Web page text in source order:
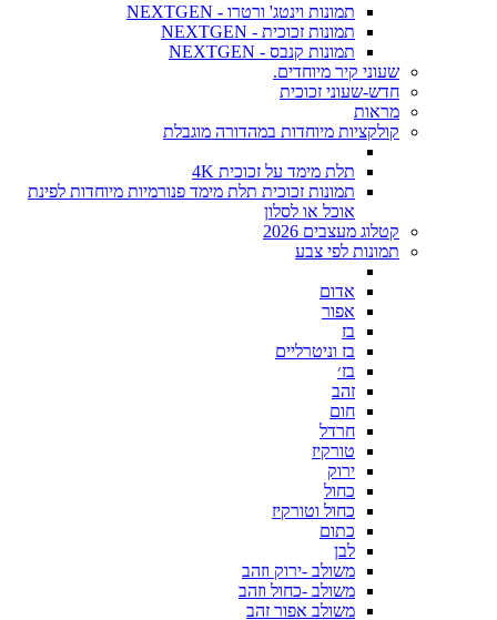
תמונות וינטג' ורטרו - NEXTGEN
תמונות זכוכית - NEXTGEN
תמונות קנבס - NEXTGEN
שעוני קיר מיוחדים.
חדש-שעוני זכוכית
מראות
קולקציות מיוחדות במהדורה מוגבלת
תלת מימד על זכוכית 4K
תמונות זכוכית תלת מימד פנורמיות מיוחדות לפינת
אוכל או לסלון
קטלוג מעצבים 2026
תמונות לפי צבע
אדום
אפור
בז
בז וניטרליים
בז׳
זהב
חום
חרדל
טורקיז
ירוק
כחול
כחול וטורקיז
כתום
לבן
משולב -ירוק וזהב
משולב -כחול וזהב
משולב אפור זהב